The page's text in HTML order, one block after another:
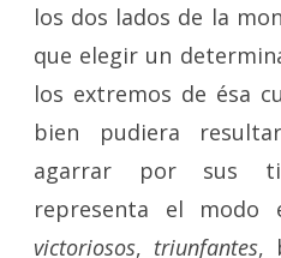
los dos lados de la
que elegir un
los extremos de ésa
bien pudiera
agarrar por sus
representa el modo
victoriosos, triunfantes,